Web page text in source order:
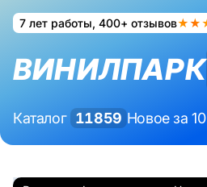
7 лет работы, 400+ отзывов
ВИНИЛПАРК
Каталог 11859 Новое за